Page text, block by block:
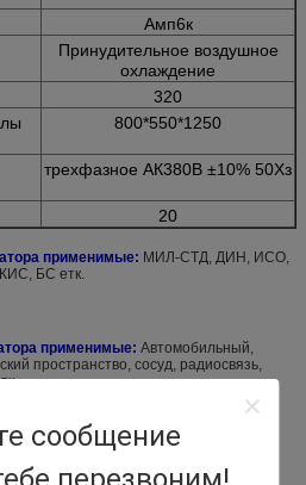
сообщение
Амп6к
Принудительное воздушное
охлаждение
320
800*550*1250
трехфазное АК380В ±10% 50Хз
20
применимые: МИЛ-СТД, ДИН, ИСО,
БС етк.
применимые: Автомобильный,
пространство, сосуд, радиосвязь,